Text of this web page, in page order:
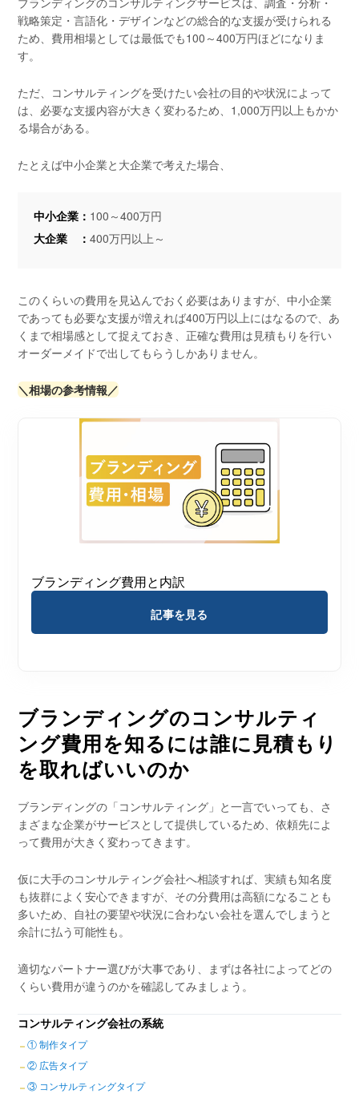
戦略策定・言語化・デザインなどの総合的な支援が受けられる
ため、費用相場としては最低でも100～400万円ほどになりま
す。
ただ、コンサルティングを受けたい会社の目的や状況によって
は、必要な支援内容が大きく変わるため、1,000万円以上もかか
る場合がある。
たとえば中小企業と大企業で考えた場合、
中小企業： 100～400万円
大企業 ：400万円以上～
このくらいの費用を見込んでおく必要はありますが、中小企業
であっても必要な支援が増えれば400万円以上にはなるので、あ
くまで相場感として捉えておき、正確な費用は見積もりを行い
オーダーメイドで出してもらうしかありません。
＼相場の参考情報／
ブランディング費用と内訳
記事を見る
ブランディングのコンサルティ
ング費用を知るには誰に見積もり
を取ればいいのか
ブランディングの「コンサルティング」と一言でいっても、さ
まざまな企業がサービスとして提供しているため、依頼先によ
って費用が大きく変わってきます。
仮に大手のコンサルティング会社へ相談すれば、実績も知名度
も抜群によく安心できますが、その分費用は高額になることも
多いため、自社の要望や状況に合わない会社を選んでしまうと
余計に払う可能性も。
適切なパートナー選びが大事であり、まずは各社によってどの
くらい費用が違うのかを確認してみましょう。
コンサルティング会社の系統
① 制作タイプ
② 広告タイプ
③ コンサルティングタイプ